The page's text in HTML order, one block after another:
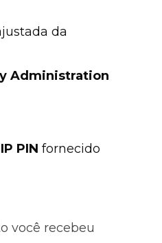
da
Administration
IP PIN fornecido
você recebeu